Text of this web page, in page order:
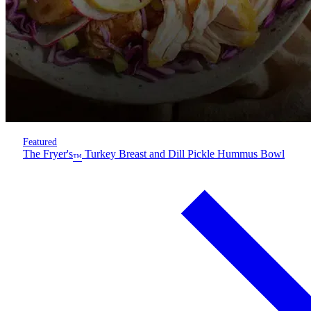
Featured
The Fryer's™ Turkey Breast and Dill Pickle Hummus Bowl